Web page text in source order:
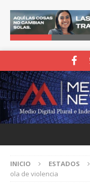
INICIO ESTADOS
ola de violencia